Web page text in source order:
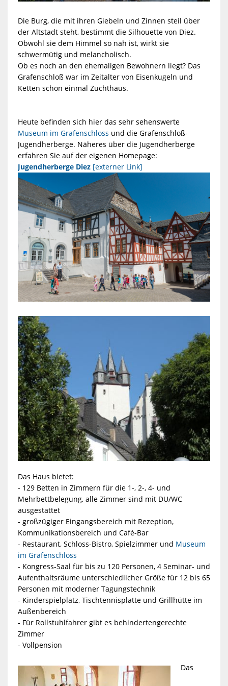
Die Burg, die mit ihren Giebeln und Zinnen steil über
der Altstadt steht, bestimmt die Silhouette von Diez.
Obwohl sie dem Himmel so nah ist, wirkt sie
schwermütig und melancholisch.
Ob es noch an den ehemaligen Bewohnern liegt? Das
Grafenschloß war im Zeitalter von Eisenkugeln und
Ketten schon einmal Zuchthaus.
Heute befinden sich hier das sehr sehenswerte
Museum im Grafenschloss und die Grafenschloß-
Jugendherberge. Näheres über die Jugendherberge
erfahren Sie auf der eigenen Homepage:
Jugendherberge Diez[externer Link]
Das Haus bietet:
- 129 Betten in Zimmern für die 1-, 2-, 4- und
Mehrbettbelegung, alle Zimmer sind mit DU/WC
ausgestattet
- großzügiger Eingangsbereich mit Rezeption,
Kommunikationsbereich und Café-Bar
- Restaurant, Schloss-Bistro, Spielzimmer und Museum
im Grafenschloss
- Kongress-Saal für bis zu 120 Personen, 4 Seminar- und
Aufenthaltsräume unterschiedlicher Größe für 12 bis 65
Personen mit moderner Tagungstechnik
- Kinderspielplatz, Tischtennisplatte und Grillhütte im
Außenbereich
- Für Rollstuhlfahrer gibt es behindertengerechte
Zimmer
- Vollpension
Das